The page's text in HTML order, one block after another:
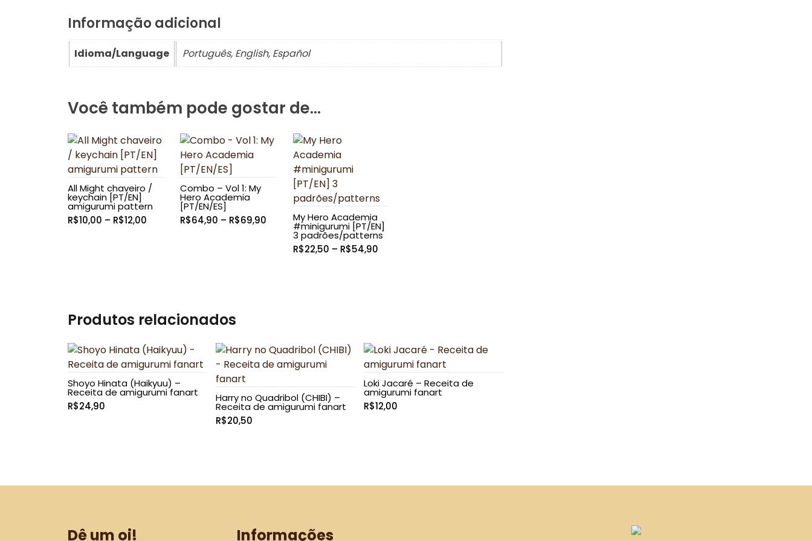
Informação adicional
Idioma/Language Português, English, Español
Você também pode gostar de…
All Might chaveiro /
keychain [PT/EN]
amigurumi pattern
R$10,00 – R$12,00
Combo – Vol 1: My
Hero Academia
[PT/EN/ES]
R$64,90 – R$69,90
preço:
My Hero Academia
#minigurumi [PT/EN]
3 padrões/patterns
R$22,50 – R$54,90Faixa
Produtos relacionados
Shoyo Hinata (Haikyuu) –
Receita de amigurumi fanart
R$24,90
Harry no Quadribol (CHIBI) –
Receita de amigurumi fanart
R$20,50
Loki Jacaré – Receita de
amigurumi fanart
R$12,00
Dê um oi! Informações